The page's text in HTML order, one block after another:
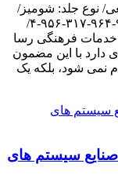
نوع جلد: شومیز/
تعداد صفحه:۳۴۴/ نوبت چاپ: اول/ شابک: ۹۷۸-۹۶۴-۳۱۷-۹۵۶-۴/
ناشر: موسسه خدمات فرهنگی رسا
دارد با این مضمون
نمی شود، بلکه یک
سیستم های